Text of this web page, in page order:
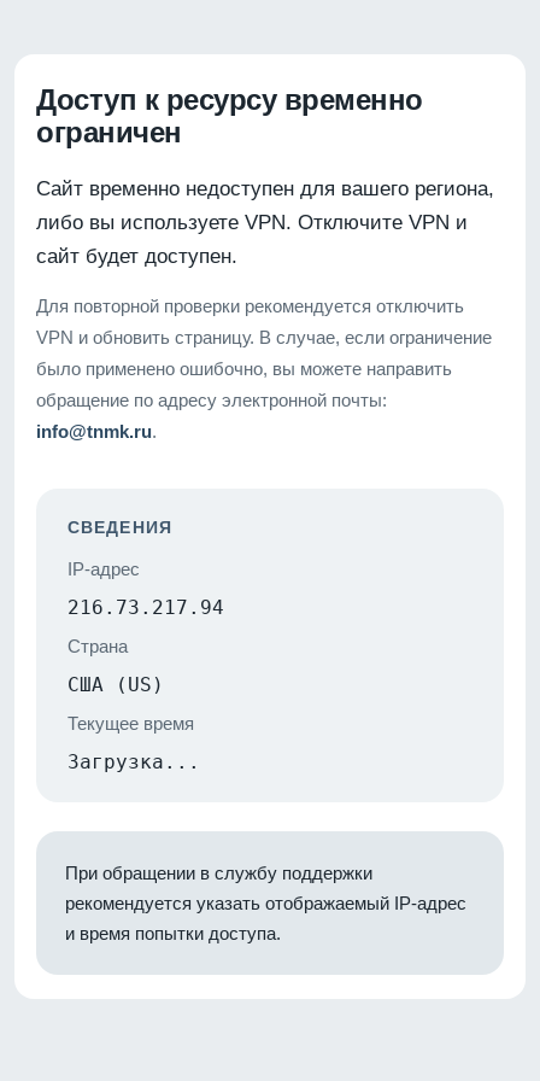
Доступ к ресурсу временно
ограничен
Сайт временно недоступен для вашего региона,
либо вы используете VPN. Отключите VPN и
сайт будет доступен.
Для повторной проверки рекомендуется отключить
VPN и обновить страницу. В случае, если ограничение
было применено ошибочно, вы можете направить
обращение по адресу электронной почты:
info@tnmk.ru.
СВЕДЕНИЯ
IP-адрес
216.73.217.94
Страна
США (US)
Текущее время
Загрузка...
При обращении в службу поддержки
рекомендуется указать отображаемый IP-адрес
и время попытки доступа.